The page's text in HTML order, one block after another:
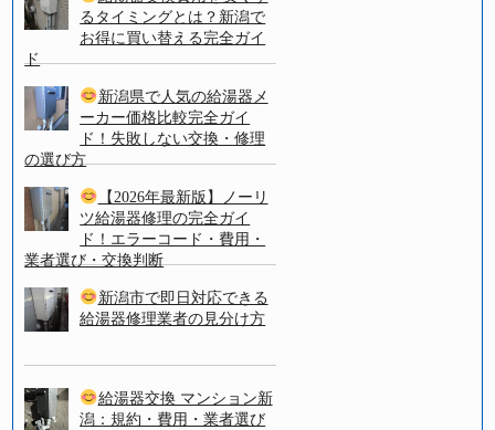
るタイミングとは？新潟で
お得に買い替える完全ガイ
ド
新潟県で人気の給湯器メ
ーカー価格比較完全ガイ
ド！失敗しない交換・修理
の選び方
【2026年最新版】ノーリ
ツ給湯器修理の完全ガイ
ド！エラーコード・費用・
業者選び・交換判断
新潟市で即日対応できる
給湯器修理業者の見分け方
給湯器交換 マンション新
潟：規約・費用・業者選び